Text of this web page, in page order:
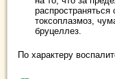
токсоплазмоз,
бруцеллез.
По характеру